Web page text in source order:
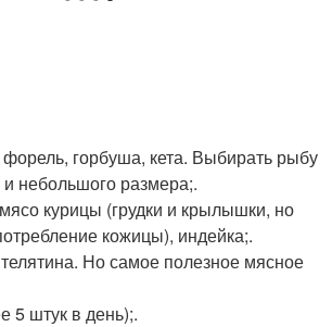
горбуша, кета. Выбирать рыбу
небольшого размера;.
курицы (грудки и крылышки, но
кожицы), индейка;.
Но самое полезное мясное
5 штук в день);.